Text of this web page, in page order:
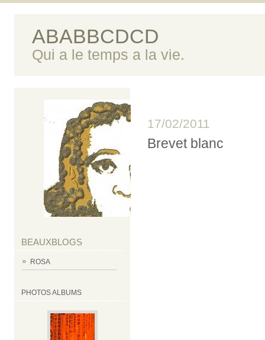
ABABBCDCD
Qui a le temps a la vie.
BEAUXBLOGS
ROSA
PHOTOS ALBUMS
17/02/2011
Brevet blanc